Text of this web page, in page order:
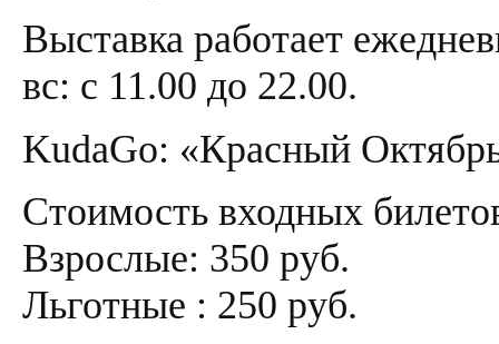
Выставка работает
вс: с 11.00 до 22.00.
KudaGo: «Красный
Стоимость входных
Взрослые: 350 руб.
Льготные : 250 руб.